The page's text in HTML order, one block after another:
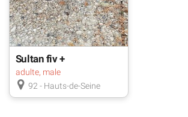
Sultan fiv +
adulte, male
92 - Hauts-de-Seine